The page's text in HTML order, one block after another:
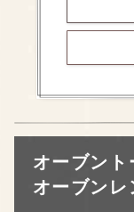
オーブント
オーブンレ